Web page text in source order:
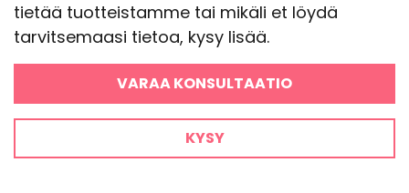
tietää tuotteistamme tai mikäli et löydä
tarvitsemaasi tietoa, kysy lisää.
VARAA KONSULTAATIO
KYSY